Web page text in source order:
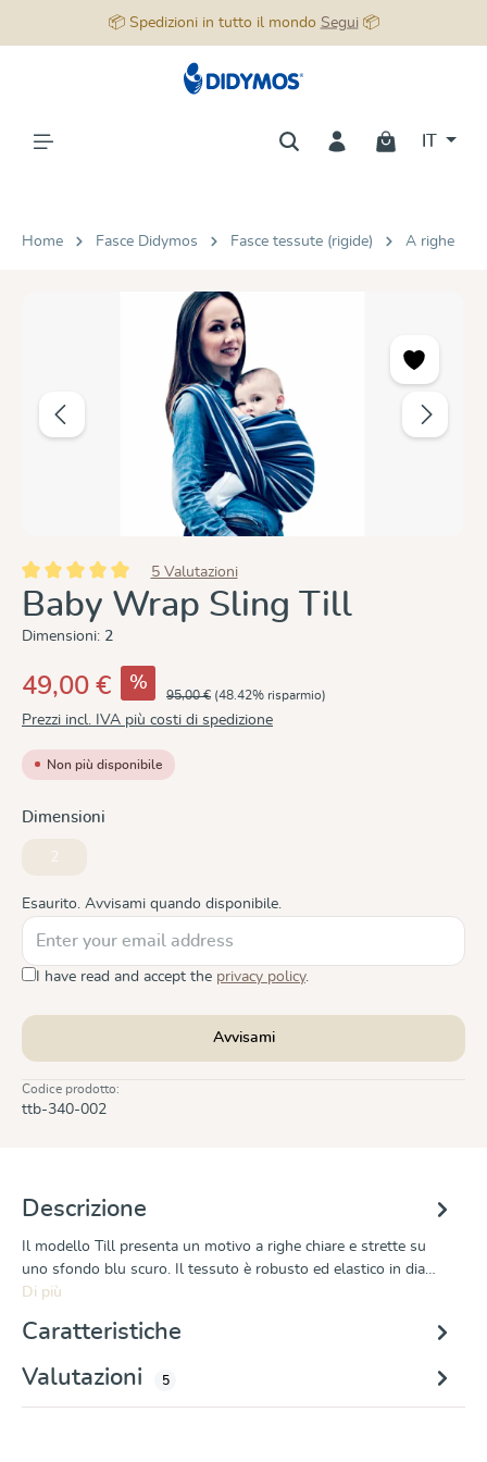
📦 Spedizioni in tutto il mondo Segui📦
Home Fasce Didymos Fasce tessute (rigide) A righe
Salta la galleria di immagini
Valutazione media di 5 su 5 stelle
5 Valutazioni
Baby Wrap Sling Till
Dimensioni: 2
49,00 € %
95,00 € (48.42% risparmio)
Prezzi incl. IVA più costi di spedizione
Non più disponibile
Seleziona
Dimensioni
2
Esaurito. Avvisami quando disponibile.
I have read and accept the privacy policy.
Avvisami
Codice prodotto:
ttb-340-002
Descrizione
Il modello Till presenta un motivo a righe chiare e strette su
uno sfondo blu scuro. Il tessuto è robusto ed elastico in dia…
Di più
Caratteristiche
Valutazioni
5